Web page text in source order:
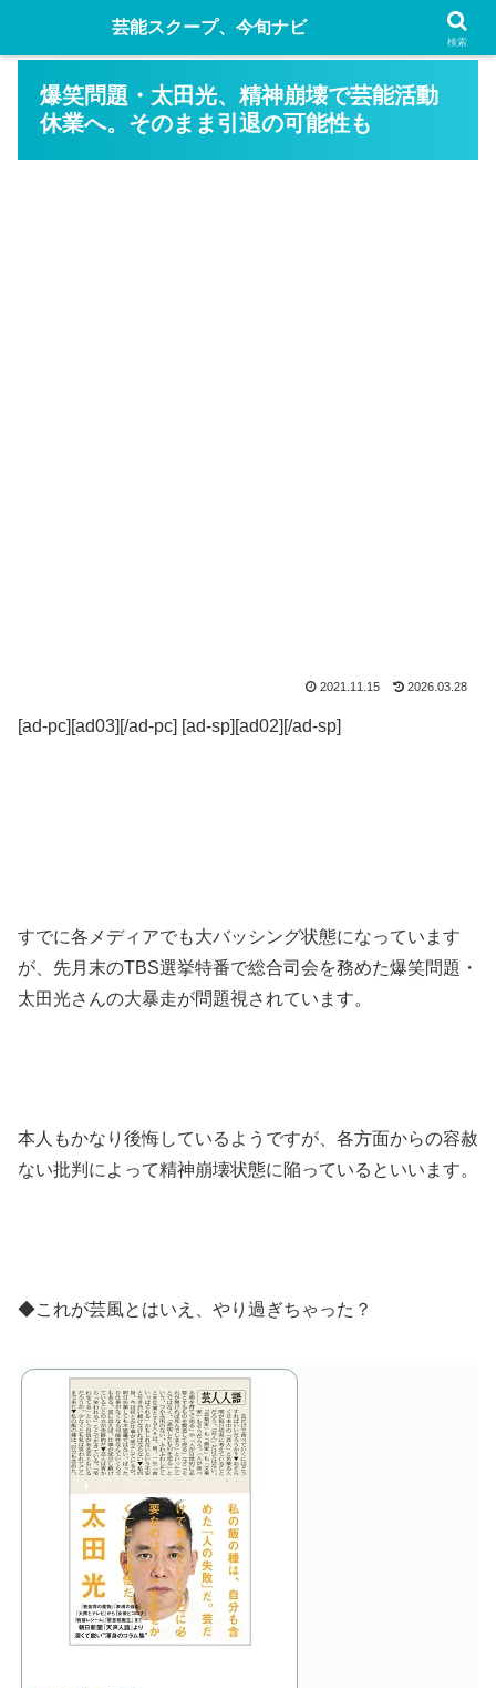
爆笑問題・太田光、精神崩壊で芸能活動
休業へ。そのまま引退の可能性も
2021.11.15 2026.03.28
[ad-pc][ad03][/ad-pc] [ad-sp][ad02][/ad-sp]
すでに各メディアでも大バッシング状態になっています
が、先月末のTBS選挙特番で総合司会を務めた爆笑問題・
太田光さんの大暴走が問題視されています。
本人もかなり後悔しているようですが、各方面からの容赦
ない批判によって精神崩壊状態に陥っているといいます。
◆これが芸風とはいえ、やり過ぎちゃった？
芸能スクープ、今旬ナビ
検索